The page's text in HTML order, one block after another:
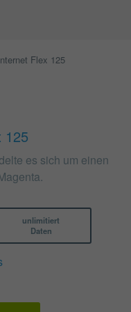
Flex 125
125
es sich um einen
unlimitiert
Daten